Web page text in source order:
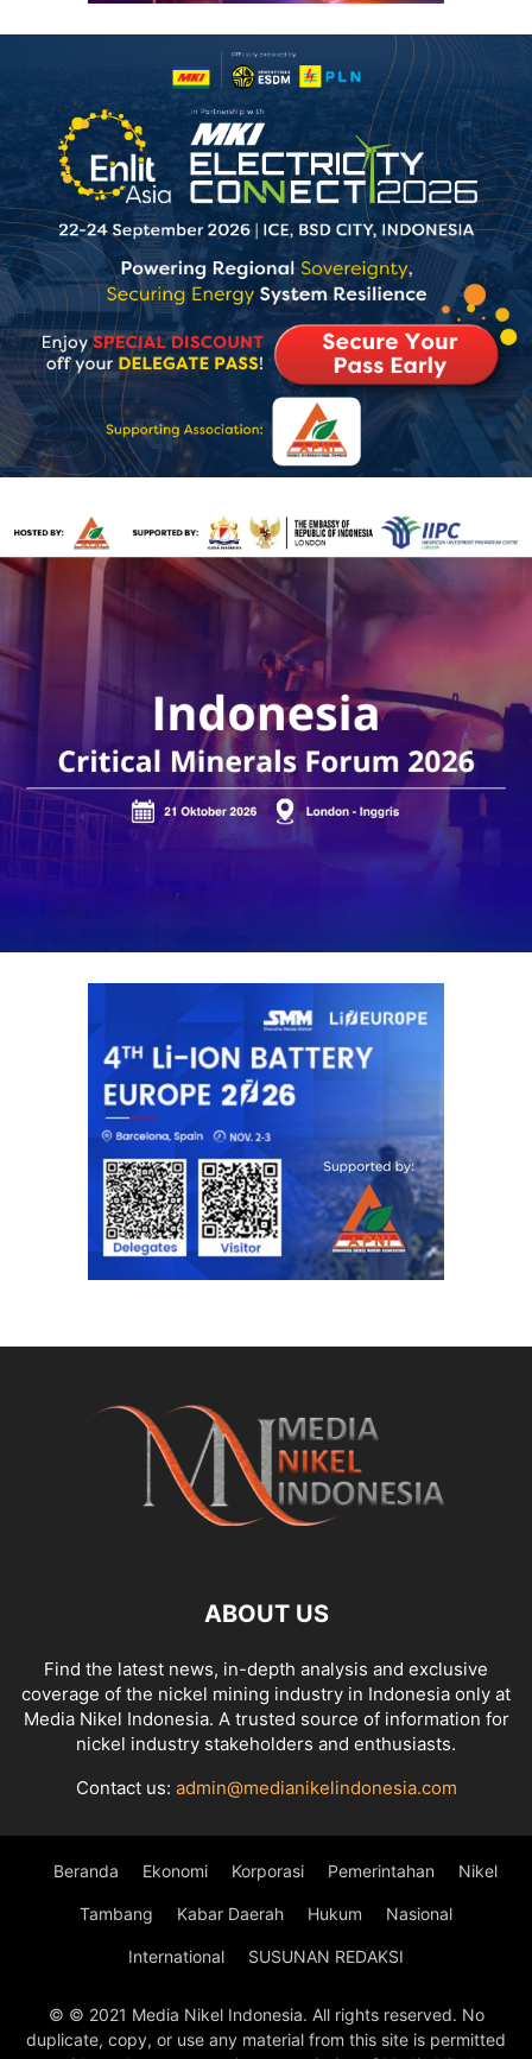
ABOUT US
Find the latest news, in-depth analysis and exclusive
coverage of the nickel mining industry in Indonesia only at
Media Nikel Indonesia. A trusted source of information for
nickel industry stakeholders and enthusiasts.
Contact us: admin@medianikelindonesia.com
Beranda Ekonomi Korporasi Pemerintahan Nikel
Tambang Kabar Daerah Hukum Nasional
International SUSUNAN REDAKSI
© © 2021 Media Nikel Indonesia. All rights reserved. No
duplicate, copy, or use any material from this site is permitted